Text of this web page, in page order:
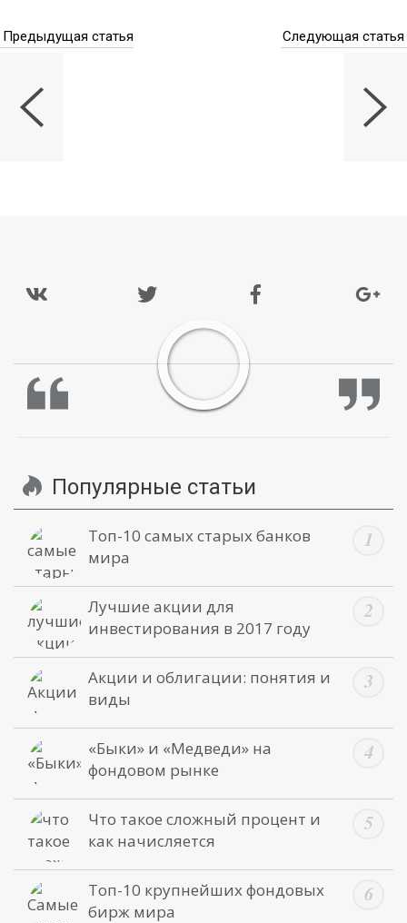
Предыдущая статья Следующая статья
Популярные статьи
Топ-10 самых старых банков
мира
Лучшие акции для
инвестирования в 2017 году
Акции и облигации: понятия и
виды
«Быки» и «Медведи» на
фондовом рынке
Что такое сложный процент и
как начисляется
Топ-10 крупнейших фондовых
бирж мира